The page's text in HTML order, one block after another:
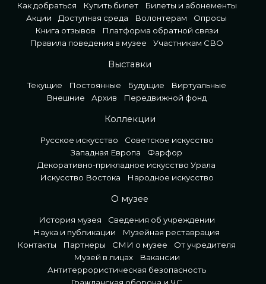
Как добраться
Купить билет
Билеты и абонементы
Акции
Доступная среда Волонтерам
Опросы
Книга отзывов
Платформа обратной связи
Правила поведения в музее
Участникам СВО
Выставки
Текущие Постоянные Будущие
Виртуальные
Внешние
Архив Передвижной фонд
Коллекции
Русское искусство
Советское искусство
Западная Европа
Фарфор
Декоративно-прикладное искусство Урала
Искусство Востока
Народное искусство
О музее
История музея
Сведения об учреждении
Наука и публикации
Музейная реставрация
Контакты
Партнеры СМИ о музее
От учредителя
Музей в лицах
Вакансии
Антитеррористическая безопасность